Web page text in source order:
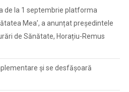
de la 1 septembrie platforma
Mea’, a anunțat președintele
de Sănătate, Horațiu-Remus
și se desfășoară